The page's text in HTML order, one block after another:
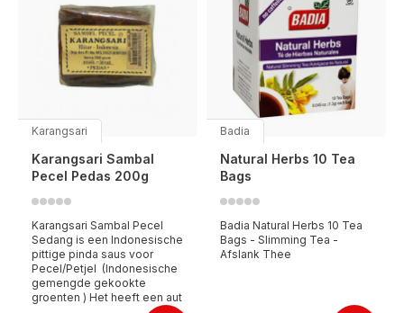
Karangsari
Karangsari Sambal
Pecel Pedas 200g
Karangsari Sambal Pecel
Sedang is een Indonesische
pittige pinda saus voor
Pecel/Petjel (Indonesische
gemengde gekookte
groenten ) Het heeft een aut
Badia
Natural Herbs 10 Tea
Bags
Badia Natural Herbs 10 Tea
Bags - Slimming Tea -
Afslank Thee